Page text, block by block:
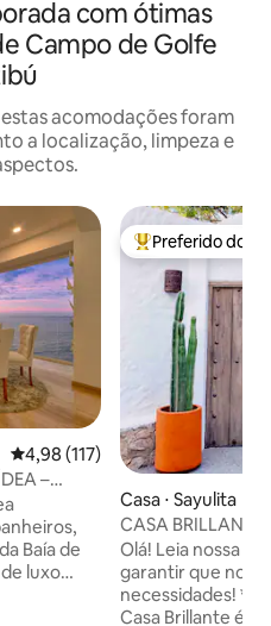
com ótimas
Campo de Golfe
acomodações foram
a localização, limpeza e
4,98 de uma avaliação média de
4,98 (117)
–
Baía de
luxo
Entre os
Preferido dos
Casa ⋅ Sayulita
CASA BRILLANTE
quarteirão da
Olá! Leia nossa
garantir que
necessidades! *O preço está definido. A
Casa Brillante é